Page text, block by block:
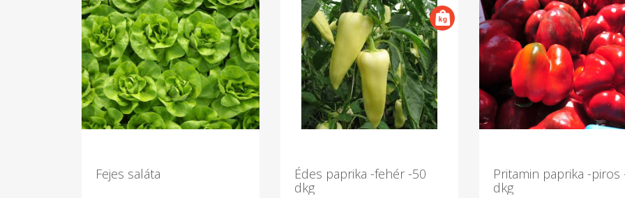
Fejes saláta
Édes paprika -fehér -50
dkg
Pritamin paprika -piros
dkg